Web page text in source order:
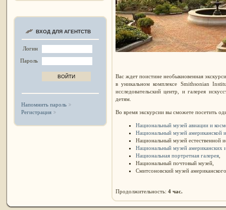
ВХОД ДЛЯ АГЕНТСТВ
Логин
Пароль
Напомнить пароль
Регистрация
Вас ждет поистине необыкновенная
в уникальном комплексе Smithsonian
исследовательский центр, и галерея
детям.
Во время экскурсии вы сможете посетить
Национальный музей авиации и
Национальный музей американской
Национальный музей естественной
Национальный музей американских
Национальная портретная галерея,
Национальный почтовый музей,
Смитсоновский музей
Продолжительность: 4 час.